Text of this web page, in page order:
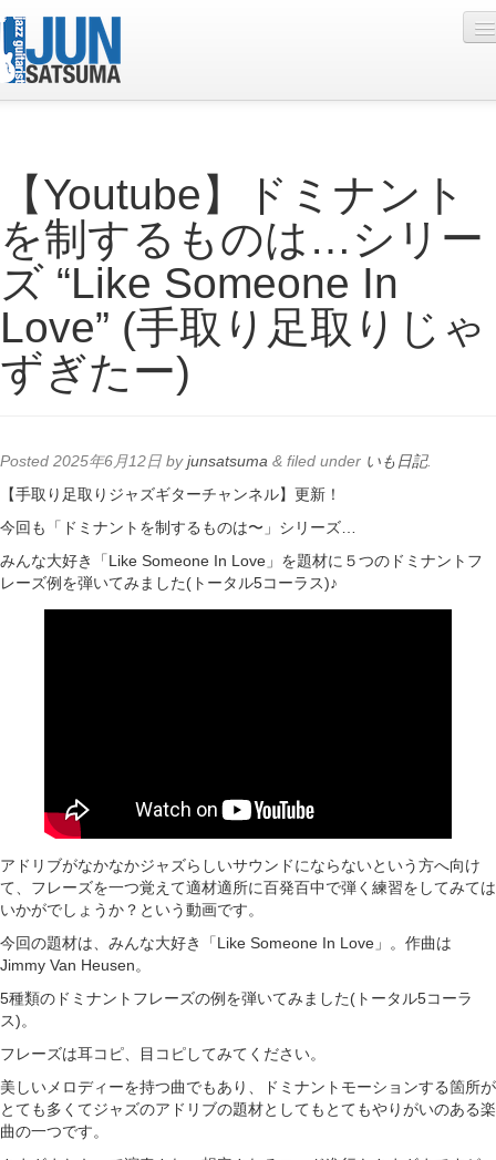
Live Schedule
Discography
Diary
Photo
Contact
【Youtube】ドミナント
を制するものは…シリー
ズ “Like Someone In
Love” (手取り足取りじゃ
ずぎたー)
Posted 2025年6月12日 byjunsatsuma & filed under いも日記.
【手取り足取りジャズギターチャンネル】更新！
今回も「ドミナントを制するものは〜」シリーズ…
みんな大好き「Like Someone In Love」を題材に５つのドミナントフ
レーズ例を弾いてみました(トータル5コーラス)♪
アドリブがなかなかジャズらしいサウンドにならないという方へ向け
て、フレーズを一つ覚えて適材適所に百発百中で弾く練習をしてみては
いかがでしょうか？という動画です。
今回の題材は、みんな大好き「Like Someone In Love」。作曲は
Jimmy Van Heusen。
5種類のドミナントフレーズの例を弾いてみました(トータル5コーラ
ス)。
フレーズは耳コピ、目コピしてみてください。
美しいメロディーを持つ曲でもあり、ドミナントモーションする箇所が
とても多くてジャズのアドリブの題材としてもとてもやりがいのある楽
曲の一つです。